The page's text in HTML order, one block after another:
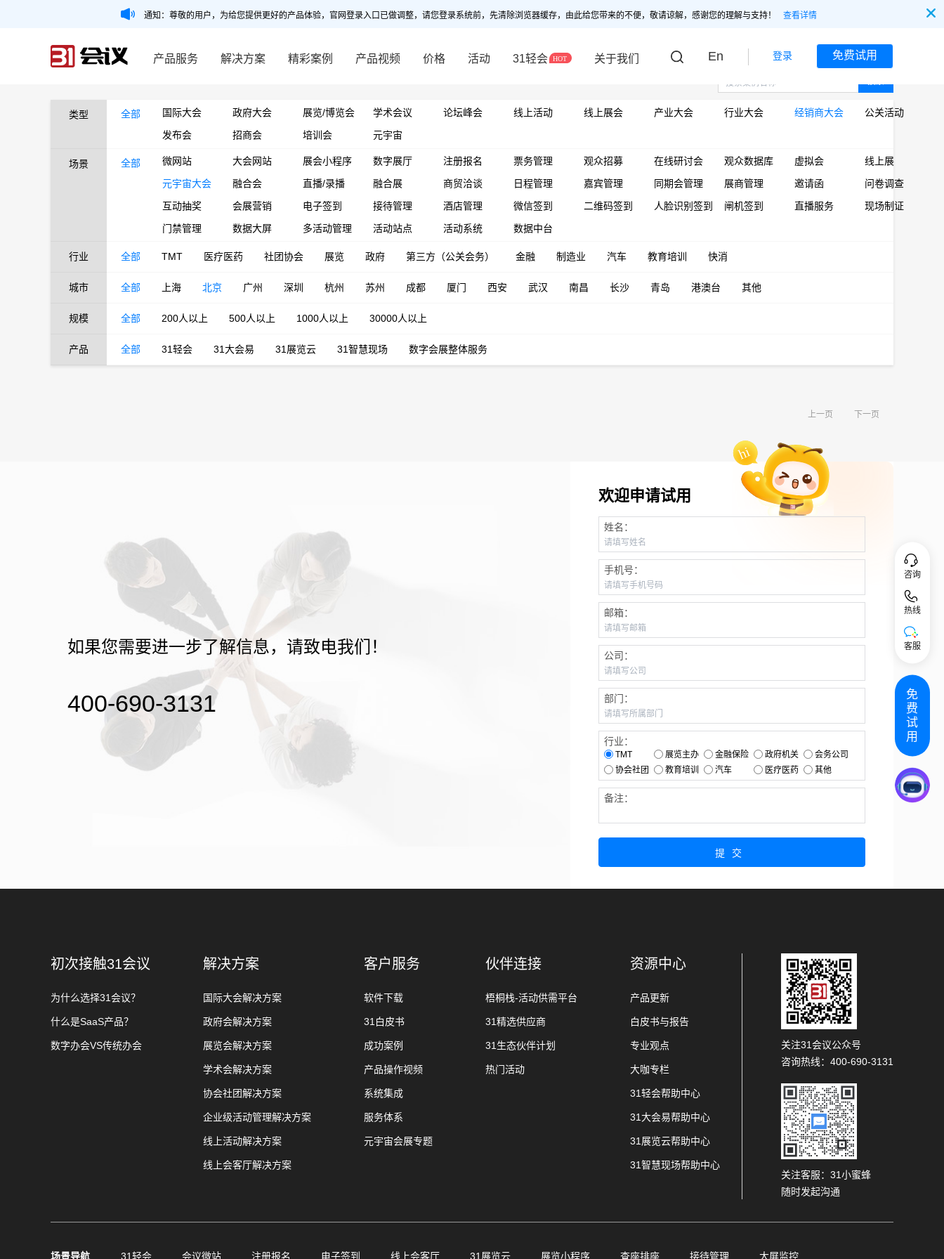
通知：尊敬的用户，为给您提供更好的产品体验，官网登录入口已做调整，请您登录系统前，先清除浏览器缓存，由此给您带来的不便，敬请谅解，感谢您的理解与支持！ 查看详情
产品服务 解决方案 精彩案例 产品视频 价格 活动 31轻会 关于我们 En 登录 免费试用
类型 全部 国际大会 政府大会 展览/博览会 学术会议 论坛峰会 线上活动 线上展会 产业大会 行业大会 经销商大会
公关活动
发布会
招商会 培训会 元宇宙
场景 全部 微网站 大会网站 展会小程序 数字展厅 注册报名 票务管理 观众招募 在线研讨会 观众数据库 虚拟会
线上展
元宇宙大会
融合会 直播/录播 融合展 商贸洽谈 日程管理 嘉宾管理 同期会管理 展商管理 邀请函
问卷调查
互动抽奖
会展营销 电子签到 接待管理 酒店管理 微信签到 二维码签到 人脸识别签到 闸机签到 直播服务
现场制证
门禁管理
数据大屏 多活动管理 活动站点 活动系统 数据中台
行业 全部 TMT 医疗医药 社团协会 展览 政府 第三方（公关会务） 金融 制造业 汽车 教育培训 快消
城市 全部 上海 北京 广州 深圳 杭州 苏州 成都 厦门 西安 武汉 南昌 长沙 青岛 港澳台 其他
规模 全部 200人以上 500人以上 1000人以上 30000人以上
产品 全部 31轻会 31大会易 31展览云 31智慧现场 数字会展整体服务
上一页 下一页
如果您需要进一步了解信息，请致电我们！
400-690-3131
欢迎申请试用
姓名：
手机号：
邮箱：
公司：
部门：
行业：
TMT 展览主办 金融保险 政府机关
会务公司
协会社团
教育培训 汽车 医疗医药 其他
备注：
提交
初次接触31会议
为什么选择31会议？
什么是SaaS产品？
数字办会VS传统办会
解决方案
国际大会解决方案
政府会解决方案
展览会解决方案
学术会解决方案
协会社团解决方案
企业级活动管理解决方案
线上活动解决方案
线上会客厅解决方案
客户服务
软件下载
31白皮书
成功案例
产品操作视频
系统集成
服务体系
元宇宙会展专题
伙伴连接
梧桐栈-活动供需平台
31精选供应商
31生态伙伴计划
热门活动
资源中心
产品更新
白皮书与报告
专业观点
大咖专栏
31轻会帮助中心
31大会易帮助中心
31展览云帮助中心
31智慧现场帮助中心
关注31会议公众号
咨询热线：400-690-3131
关注客服：31小蜜蜂
随时发起沟通
场景导航 31轻会 会议微站 注册报名 电子签到 线上会客厅 31展览云 展览小程序 查座排座 接待管理 大屏监控
咨询
热线
客服
免
费
试
用